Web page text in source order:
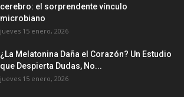
cerebro: el sorprendente vínculo
microbiano
jueves 15 enero, 2026
¿La Melatonina Daña el Corazón? Un Estudio
que Despierta Dudas, No...
jueves 15 enero, 2026